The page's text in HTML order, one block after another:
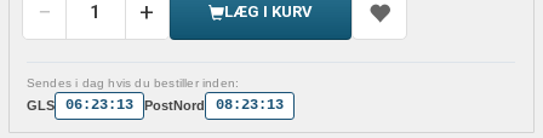
LÆG I KURV
Sendes i dag hvis du bestiller inden:
GLS 06:23:12 PostNord 08:23:12